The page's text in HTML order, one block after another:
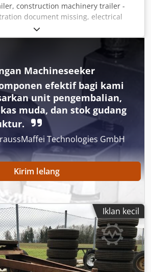
construction machinery trailer -
document missing, electrical
Djdpfx Aen Uy Awomrskr -
machinery trailer - Loading platform:
side edging height 410 mm - Overrun
ABV25.1DZKE 2010, up to 2500 kg -
- Dimensions: 4175/2030/H980 mm -
kg - Handover: as seen, in current
Machineseeker
efektif bagi kami
unit pengembalian,
muda, dan stok gudang
Technologies GmbH
Kirim lelang
Iklan kecil